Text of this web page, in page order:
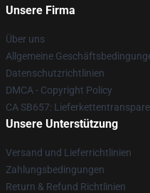
Unsere Firma
Über uns
Allgemeine
Datenschutzrichtlinien
DMCA - Copyright Policy
CA SB657:
Unsere Unterstützung
Versand und Lieferrichtlinien
Zahlungsbedingungen
Return & Refund Richtlinien